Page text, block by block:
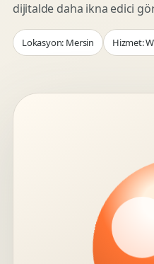
dijitalde daha ikna edici
Lokasyon: Mersin Hizmet: